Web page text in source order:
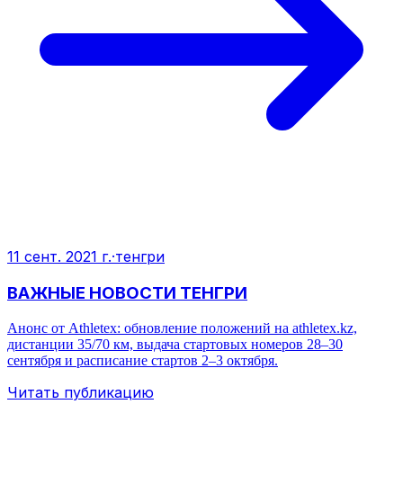
11 сент. 2021 г.·тенгри
ВАЖНЫЕ НОВОСТИ ТЕНГРИ
Анонс от Athletex: обновление положений на athletex.kz,
дистанции 35/70 км, выдача стартовых номеров 28–30
сентября и расписание стартов 2–3 октября.
Читать публикацию